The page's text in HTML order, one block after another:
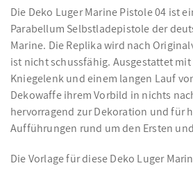
Die Deko Luger Marine Pistole 04 ist
Parabellum Selbstladepistole der
Marine. Die Replika wird nach
ist nicht schussfähig. Ausgestattet
Kniegelenk und einem langen Lauf
Dekowaffe ihrem Vorbild in nichts
hervorragend zur Dekoration und für
Aufführungen rund um den Ersten
Die Vorlage für diese Deko Luger